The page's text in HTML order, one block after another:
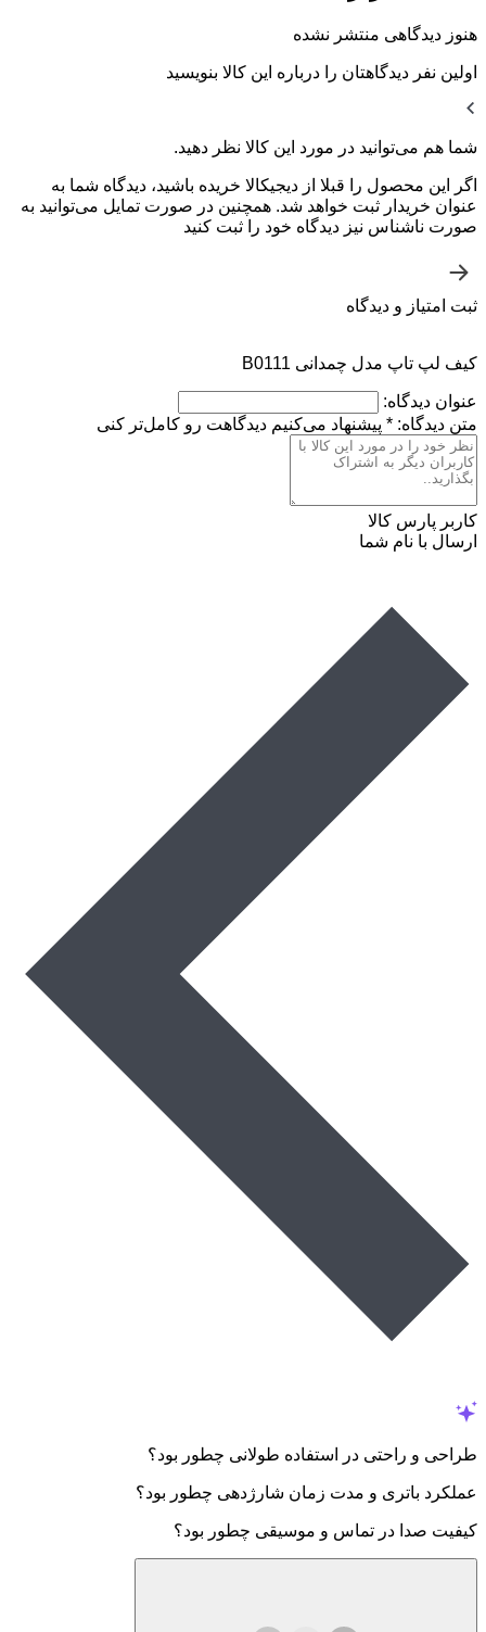
هنوز دیدگاهی منتشر نشده
اولین نفر دیدگاهتان را درباره این کالا بنویسید
شما هم می‌توانید در مورد این کالا نظر دهید.
اگر این محصول را قبلا از دیجیکالا خریده باشید، دیدگاه شما به
عنوان خریدار ثبت خواهد شد. همچنین در صورت تمایل می‌توانید به
صورت ناشناس نیز دیدگاه خود را ثبت کنید
ثبت امتیاز و دیدگاه
کیف لپ تاپ مدل چمدانی B0111
عنوان دیدگاه:
متن دیدگاه: * پیشنهاد می‌کنیم دیدگاهت رو کامل‌تر کنی
کاربر پارس کالا
ارسال با نام شما
طراحی و راحتی در استفاده طولانی چطور بود؟
عملکرد باتری و مدت زمان شارژدهی چطور بود؟
کیفیت صدا در تماس و موسیقی چطور بود؟